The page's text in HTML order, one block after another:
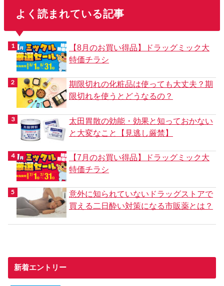
よく読まれている記事
【8月のお買い得品】ドラッグミック大
特価チラシ
期限切れの化粧品は使っても大丈夫？期
限切れを使うとどうなるの？
太田胃散の効能・効果と知っておかない
と大変なこと【見逃し厳禁】
【7月のお買い得品】ドラッグミック大
特価チラシ
意外に知られていないドラッグストアで
買える二日酔い対策になる市販薬とは？
新着エントリー